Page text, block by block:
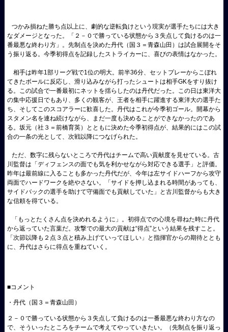
つかみ損ねた勝ち点以上に、劇的な逆転負けという現実が選手たちには大き
なダメージとなった。「２－０で勝っている状態から３失点して負けるのは一
番最悪な終わり方」。先制点を決めた丹代（国３＝青森山田）は試合展開をそ
う振り返る。今季初得点を記録したストライカーに、喜びの表情はなかった。
相手は昨年1部リーグ戦で1位の明大。前半36分、セットプレーからこぼれ
てきたボールに反応し、滑り込みながら打ったシュートは相手GKをすり抜け
る。この試合で一番最初にネットを揺らしたのは丹代だった。この日は東洋大
の集中応援日でもあり、多くの観客が、王者を相手に躍進する東洋大の選手た
ち、そしてこのスコアラーに歓喜した。丹代はこれが今季初ゴール。開幕から
スタメン名を連ね続けながら、まだ一度も決めることができなかったのであ
る。坂元（社３＝前橋育英）とともに決めた今季初得点が、結果的にはこの試
合の一条の光として、次戦以降につなげられた。
ただ、数字に残らないところで丹代はチームで高い貢献度を見せている。古
川監督は「ディフェンスの面でも気を利かせながら対応できる選手」と評価。
昨年は最前線に入ることも多かった丹代だが、今年は左サイドハーフから攻守
両面でハードワークを絶やさない。「サイドを押し込まれる時間があっても、
サイドバックの選手を助けて守備面でも貢献していた」と古川監督からも大き
な信頼を得ている。
「もっとたくさん点を決めれるように」。初得点での心境を尋ねた時に丹代
から返っていた言葉だ。攻撃での最大の貢献は“得点”という結果を残すこと。
「次節以降も２点３点と積み上げていってほしい」と指揮官からの期待ととも
に、丹代はさらに得点を重ねていく。
■コメント
・丹代（国３＝青森山田）
２－０で勝っている状態から３失点して負けるのは一番最悪な終わり方なの
で、そういったところをチームで考えてやっていきたい。（先制点を振り返っ